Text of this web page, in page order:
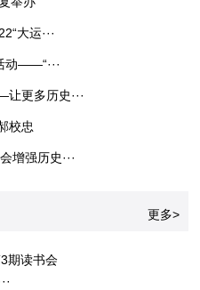
大运···
动——“···
更多历史···
校忠
增强历史···
更多>
期读书会